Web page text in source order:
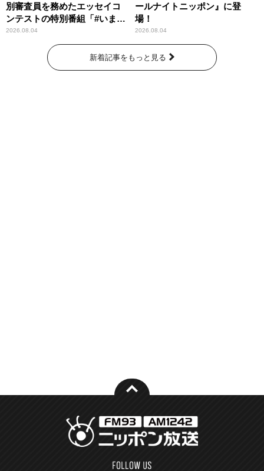
別審査員を務めたエッセイコ
ンテストの特別番組「#いまあ
なたに伝えたいこと」
2026.08.04
ールナイトニッポン』に登
場！
2026.08.04
新着記事をもっと見る